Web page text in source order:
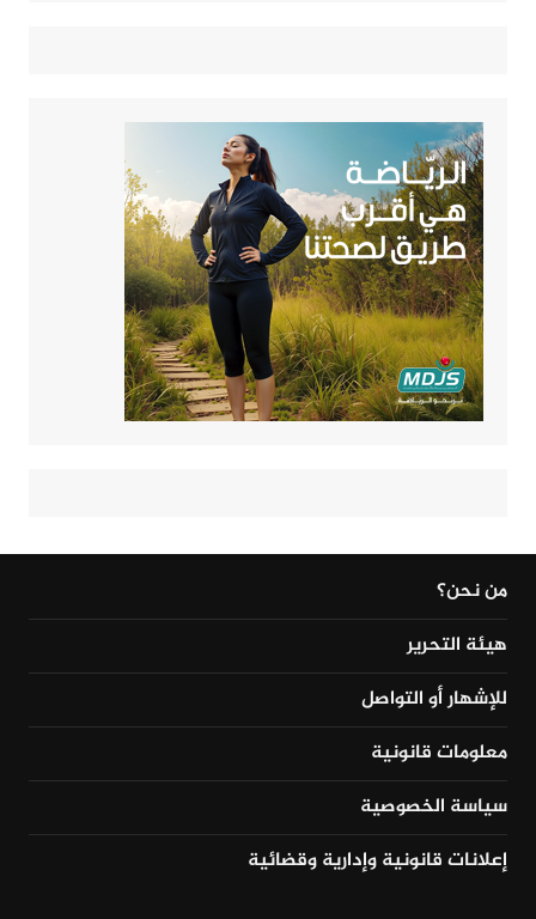
من نحن؟
هيئة التحرير
للإشهار أو التواصل
معلومات قانونية
سياسة الخصوصية
إعلانات قانونية وإدارية وقضائية